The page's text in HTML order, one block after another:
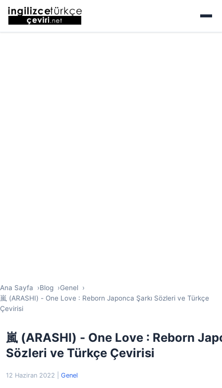
Ana Sayfa Blog
Genel
嵐 (ARASHI) - One Love : Reborn Japonca Şarkı Sözleri ve Türkçe
Çevirisi
嵐 (ARASHI) - One Love : Reborn
Sözleri ve Türkçe Çevirisi
12 Haziran 2022 Genel